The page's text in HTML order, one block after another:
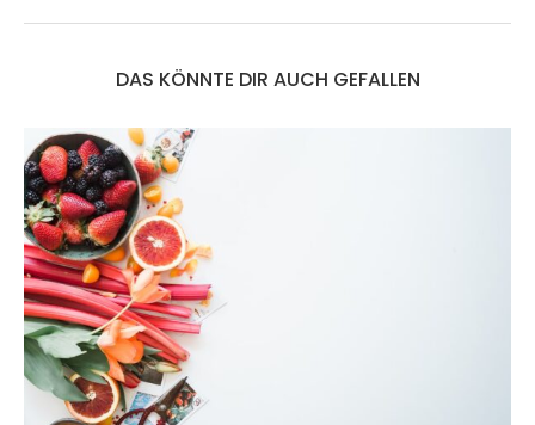
DAS KÖNNTE DIR AUCH GEFALLEN